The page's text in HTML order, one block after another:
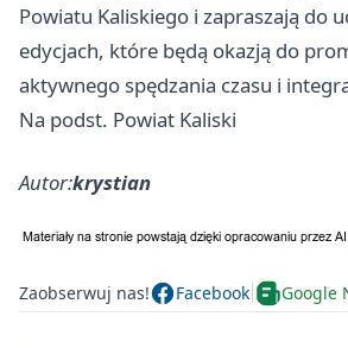
Powiatu Kaliskiego i zapraszają do
edycjach, które będą okazją do
aktywnego spędzania czasu i
Na podst. Powiat Kaliski
Autor:krystian
Zaobserwuj nas! Facebook Google